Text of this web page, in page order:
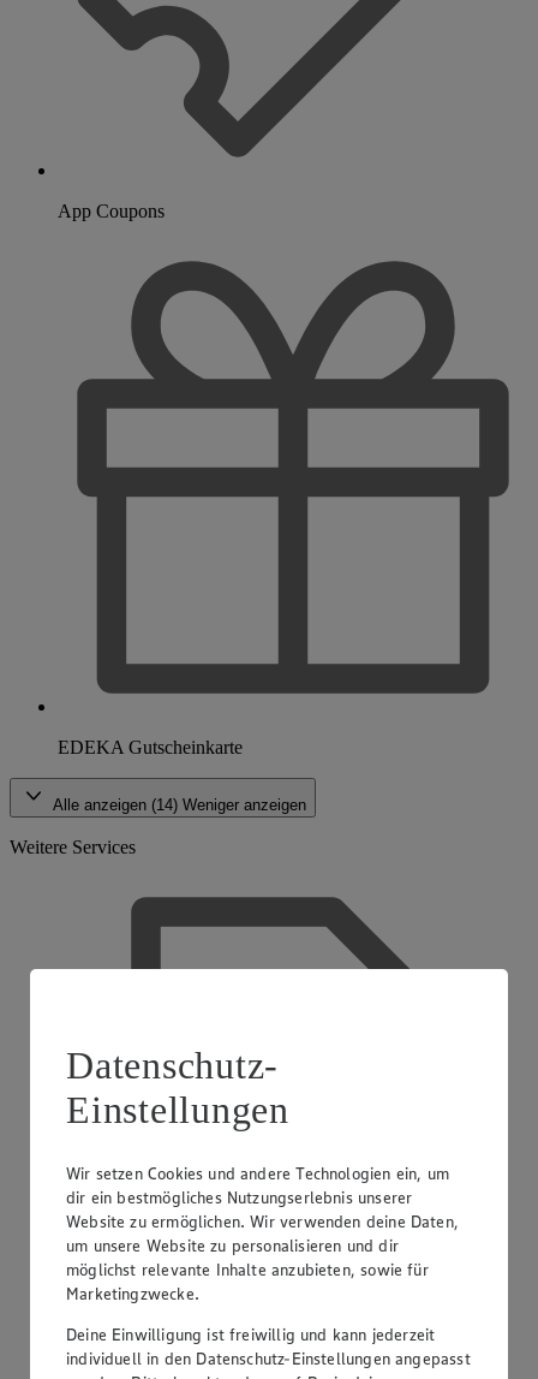
App Coupons
EDEKA Gutscheinkarte
Alle anzeigen (14) Weniger anzeigen
Weitere Services
Datenschutz-
Einstellungen
Wir setzen Cookies und andere Technologien ein, um
dir ein bestmögliches Nutzungserlebnis unserer
Website zu ermöglichen. Wir verwenden deine Daten,
um unsere Website zu personalisieren und dir
möglichst relevante Inhalte anzubieten, sowie für
Marketingzwecke.
Deine Einwilligung ist freiwillig und kann jederzeit
individuell in den Datenschutz-Einstellungen angepasst